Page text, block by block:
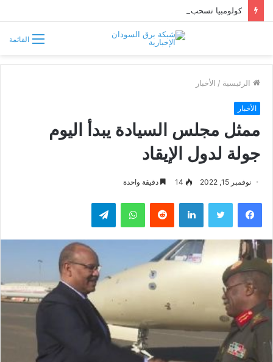
القائمة
الرئيسية / الأخبار
الأخبار
ممثل مجلس السيادة يبدأ اليوم
جولة لدول الإيقاد
نوفمبر 15, 2022 14 دقيقة واحدة
فيسبوك تويتر لينكدإن واتساب تيلقرام